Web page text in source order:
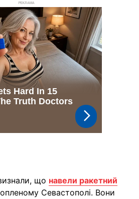
РЕКЛАМА
що навели ракетний
Севастополі. Вони